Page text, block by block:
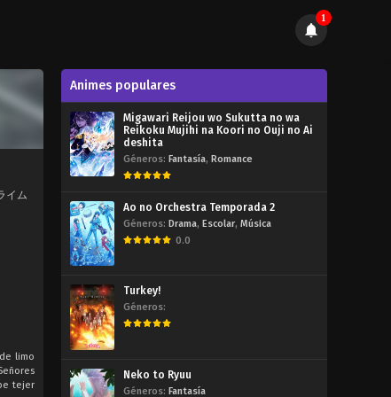
1
イム
limo
tejer
Animes populares
Migawari Reijou wo Sukutta no wa
Reikoku Mujihi na Koori no Ouji no Ai
deshita
Géneros: Fantasía, Romance
Ao no Orchestra Temporada 2
Géneros: Drama, Escolar, Música
0.0
Turkey!
Géneros:
Neko to Ryuu
Géneros: Fantasía